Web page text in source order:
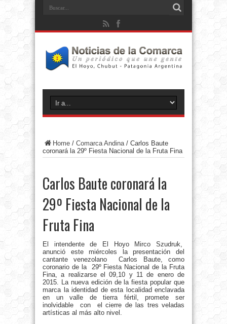
Home / Comarca Andina/ Carlos Baute
coronará la 29º Fiesta Nacional de la Fruta Fina
Carlos Baute coronará la
29º Fiesta Nacional de la
Fruta Fina
El intendente de El Hoyo Mirco Szudruk,
anunció este miércoles la presentación del
cantante venezolano Carlos Baute, como
coronario de la 29º Fiesta Nacional de la Fruta
Fina, a realizarse el 09,10 y 11 de enero de
2015. La nueva edición de la fiesta popular que
marca la identidad de esta localidad enclavada
en un valle de tierra fértil, promete ser
inolvidable con el cierre de las tres veladas
artísticas al más alto nivel.